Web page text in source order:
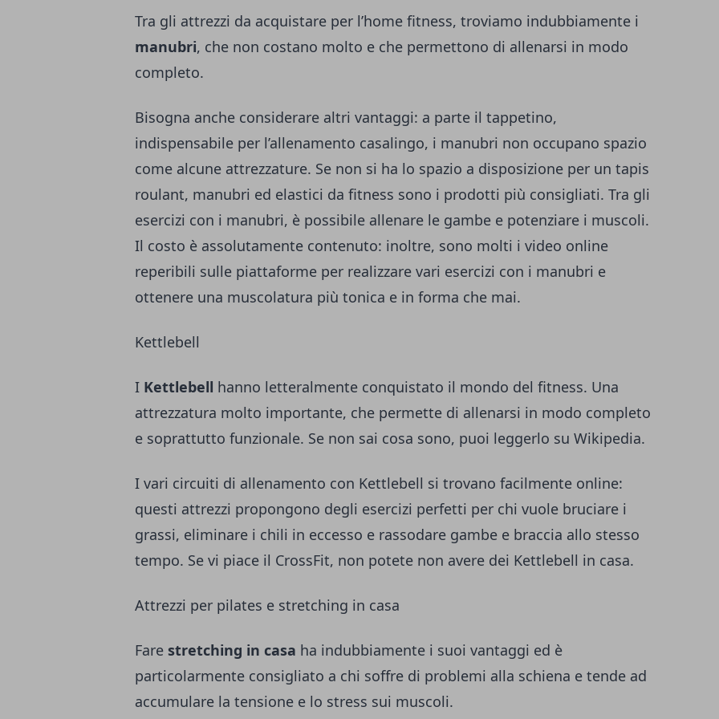
Tra gli attrezzi da acquistare per l’home fitness, troviamo indubbiamente i
manubri, che non costano molto e che permettono di allenarsi in modo
completo.
Bisogna anche considerare altri vantaggi: a parte il tappetino,
indispensabile per l’allenamento casalingo, i manubri non occupano spazio
come alcune attrezzature. Se non si ha lo spazio a disposizione per un tapis
roulant, manubri ed elastici da fitness sono i prodotti più consigliati. Tra gli
esercizi con i manubri, è possibile allenare le gambe e potenziare i muscoli.
Il costo è assolutamente contenuto: inoltre, sono molti i video online
reperibili sulle piattaforme per realizzare vari esercizi con i manubri e
ottenere una muscolatura più tonica e in forma che mai.
Kettlebell
I Kettlebell hanno letteralmente conquistato il mondo del fitness. Una
attrezzatura molto importante, che permette di allenarsi in modo completo
e soprattutto funzionale. Se non sai cosa sono, puoi leggerlo su Wikipedia.
I vari circuiti di allenamento con Kettlebell si trovano facilmente online:
questi attrezzi propongono degli esercizi perfetti per chi vuole bruciare i
grassi, eliminare i chili in eccesso e rassodare gambe e braccia allo stesso
tempo. Se vi piace il CrossFit, non potete non avere dei Kettlebell in casa.
Attrezzi per pilates e stretching in casa
Fare stretching in casa ha indubbiamente i suoi vantaggi ed è
particolarmente consigliato a chi soffre di problemi alla schiena e tende ad
accumulare la tensione e lo stress sui muscoli.